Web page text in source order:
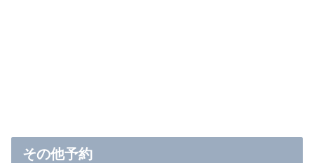
その他予約